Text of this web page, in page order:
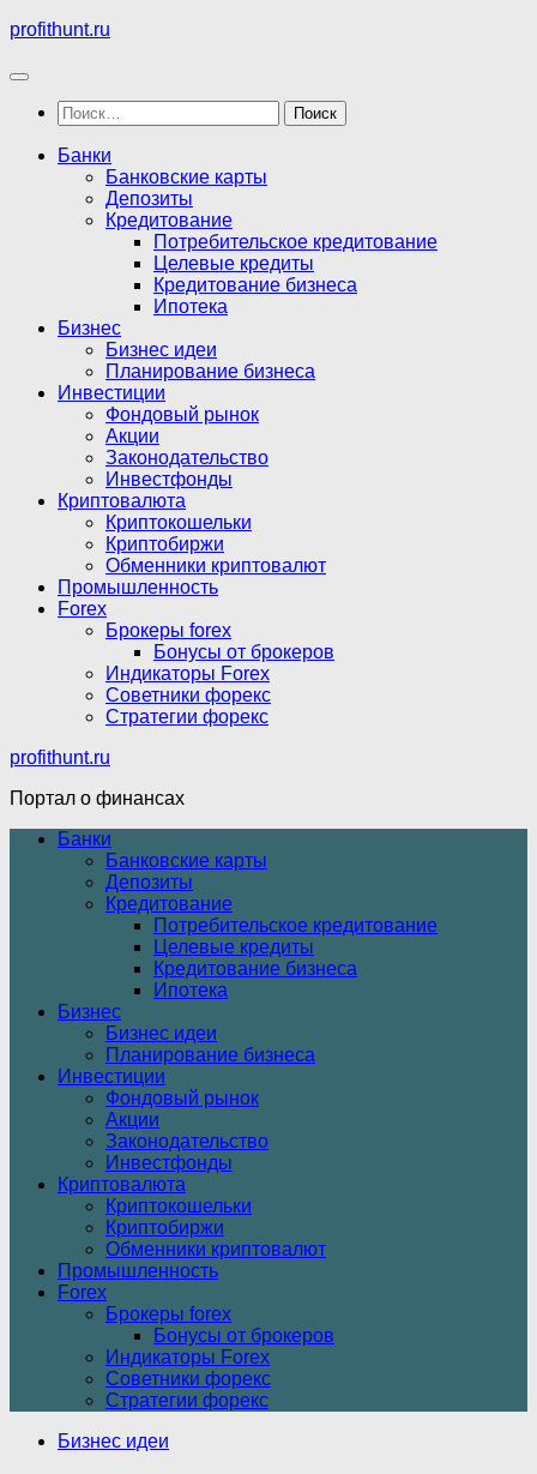
Перейти
содержимому
profithunt.ru
Найти:
Банки
Банковские карты
Депозиты
Кредитование
Потребительское кредитование
Целевые кредиты
Кредитование бизнеса
Ипотека
Бизнес
Бизнес идеи
Планирование бизнеса
Инвестиции
Фондовый рынок
Акции
Законодательство
Инвестфонды
Криптовалюта
Криптокошельки
Криптобиржи
Обменники криптовалют
Промышленность
Forex
Брокеры forex
Бонусы от брокеров
Индикаторы Forex
Советники форекс
Стратегии форекс
profithunt.ru
Портал о финансах
Банки
Банковские карты
Депозиты
Кредитование
Потребительское кредитование
Целевые кредиты
Кредитование бизнеса
Ипотека
Бизнес
Бизнес идеи
Планирование бизнеса
Инвестиции
Фондовый рынок
Акции
Законодательство
Инвестфонды
Криптовалюта
Криптокошельки
Криптобиржи
Обменники криптовалют
Промышленность
Forex
Брокеры forex
Бонусы от брокеров
Индикаторы Forex
Советники форекс
Стратегии форекс
Бизнес идеи